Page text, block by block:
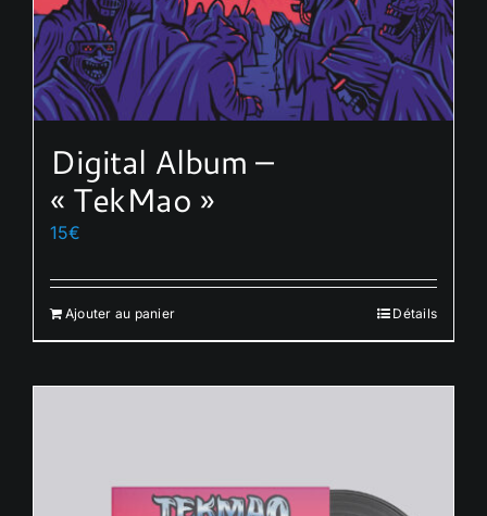
Digital Album –
« TekMao »
15€
Ajouter au panier Détails